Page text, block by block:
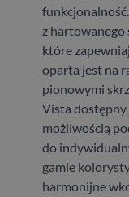
funkcjonalność.
z hartowanego
które
oparta jest na
pionowymi
Vista dostępny
możliwością
do
gamie
harmonijne